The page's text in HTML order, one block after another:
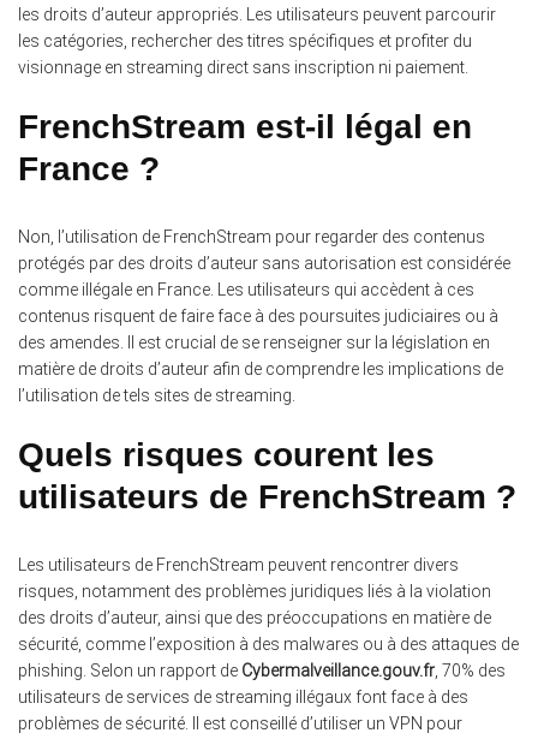
les droits d’auteur appropriés. Les utilisateurs peuvent parcourir
les catégories, rechercher des titres spécifiques et profiter du
visionnage en streaming direct sans inscription ni paiement.
FrenchStream est-il légal en
France ?
Non, l’utilisation de FrenchStream pour regarder des contenus
protégés par des droits d’auteur sans autorisation est considérée
comme illégale en France. Les utilisateurs qui accèdent à ces
contenus risquent de faire face à des poursuites judiciaires ou à
des amendes. Il est crucial de se renseigner sur la législation en
matière de droits d’auteur afin de comprendre les implications de
l’utilisation de tels sites de streaming.
Quels risques courent les
utilisateurs de FrenchStream ?
Les utilisateurs de FrenchStream peuvent rencontrer divers
risques, notamment des problèmes juridiques liés à la violation
des droits d’auteur, ainsi que des préoccupations en matière de
sécurité, comme l’exposition à des malwares ou à des attaques de
phishing. Selon un rapport de Cybermalveillance.gouv.fr , 70% des
utilisateurs de services de streaming illégaux font face à des
problèmes de sécurité. Il est conseillé d’utiliser un VPN pour